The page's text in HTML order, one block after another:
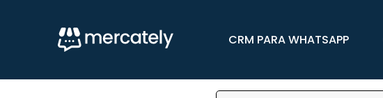
CRM PARA WHATSAPP